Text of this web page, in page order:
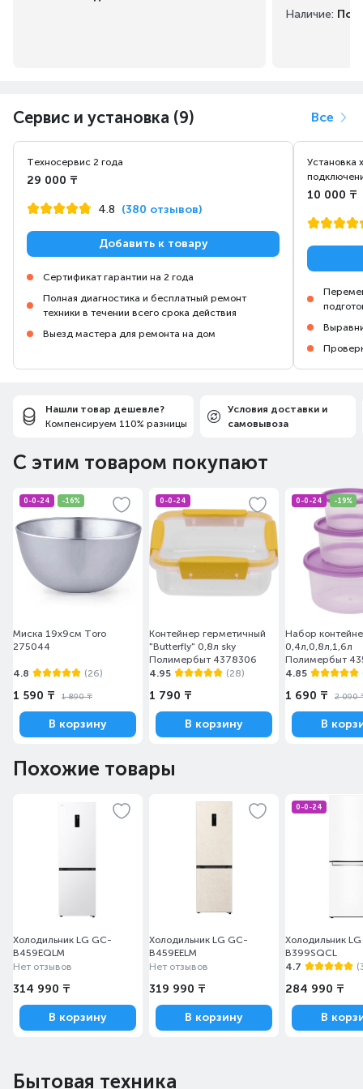
Наличие: Под
Сервис и установка (9) Все
Техносервис 2 года
29 000 ₸
4.8 (380 отзывов)
Добавить к товару
Сертификат гарантии на 2 года
Полная диагностика и бесплатный ремонт
техники в течении всего срока действия
Выезд мастера для ремонта на дом
Установка
10 000 ₸
Нашли товар дешевле?
Компенсируем 110% разницы
Условия доставки и
самовывоза
С этим товаром покупают
0-0-24 -16%
Миска 19х9см Toro
275044
4.8 (26)
1 590 ₸ 1 890 ₸
В корзину
0-0-24
Контейнер герметичный
"Butterfly" 0,8л sky
Полимербыт 4378306
4.95
(28)
1 790 ₸
В корзину
0-0-24 -19%
Набор
0,4л,0,8л,1,6л
Полимербыт
4.85
1 690 ₸ 2 090
В
Похожие товары
Холодильник LG GC-
B459EQLM
Нет отзывов
314 990 ₸
В корзину
Холодильник LG GC-
B459EELM
Нет отзывов
319 990 ₸
В корзину
0-0-24
Холодильник
B399SQCL
4.7
284 990 ₸
В
Бытовая техника